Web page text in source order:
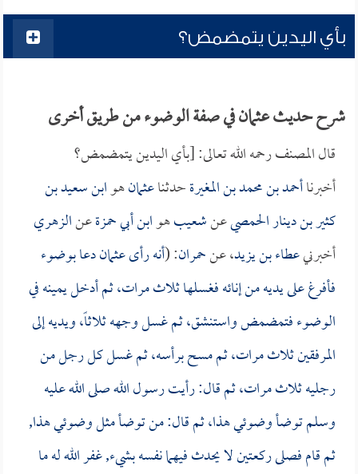
بأي اليدين يتمضمض؟
شرح حديث عثمان في صفة الوضوء من طريق أخرى
قال المصنف رحمه الله تعالى: [بأي اليدين يتمضمض؟
أخبرناأحمد بن محمد بن المغيرةحدثناعثمانهوابن سعيد بن
كثير بن دينار الحمصيعنشعيبهوابن أبي حمزةعنالزهري
أخبرنيعطاء بن يزيد، عنحمران: (أنه رأىعثماندعا بوضوء
فأفرغ على يديه من إنائه فغسلها ثلاث مرات، ثم أدخل يمينه في
الوضوء فتمضمض واستنشق، ثم غسل وجهه ثلاثاً، ويديه إلى
المرفقين ثلاث مرات، ثم مسح برأسه، ثم غسل كل رجل من
رجليه ثلاث مرات، ثم قال: رأيت رسول الله صلى الله عليه
وسلم توضأ وضوئي هذا، ثم قال: من توضأ مثل وضوئي هذا,
ثم قام فصلى ركعتين لا يحدث فيهما نفسه بشيء, غفر الله له ما